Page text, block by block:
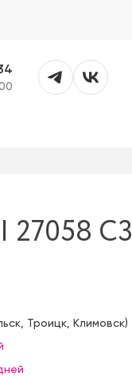
C3
, Троицк, Климовск)